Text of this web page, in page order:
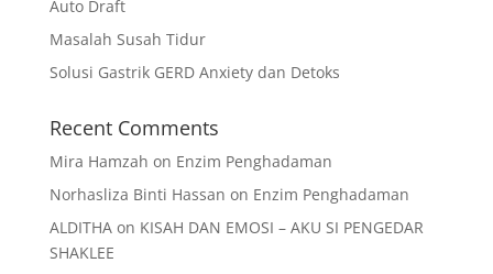
Auto Draft
Masalah Susah Tidur
Solusi Gastrik GERD Anxiety dan Detoks
Recent Comments
Mira Hamzah on Enzim Penghadaman
Norhasliza Binti Hassan on Enzim Penghadaman
ALDITHAon KISAH DAN EMOSI – AKU SI PENGEDAR
SHAKLEE